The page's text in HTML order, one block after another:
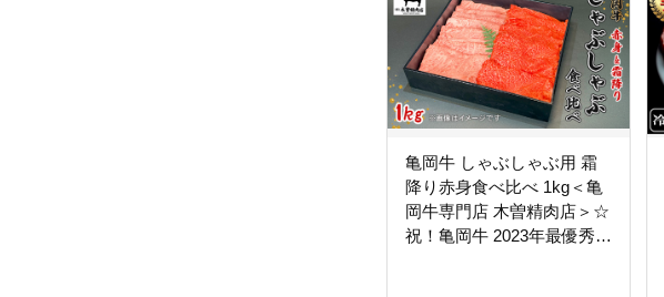
亀岡牛 しゃぶしゃぶ用 霜
降り赤身食べ比べ 1kg＜亀
岡牛専門店 木曽精肉店＞☆
祝！亀岡牛 2023年最優秀賞